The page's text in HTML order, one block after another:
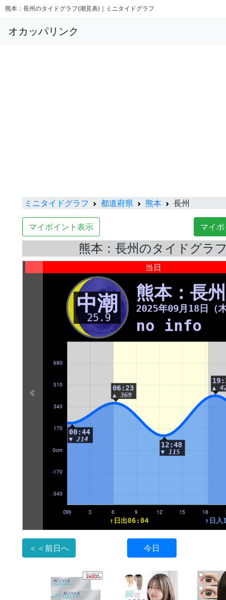
熊本：長州のタイドグラフ(潮見表)｜ミニタイドグラフ
オカッパリンク
ミニタイドグラフ 都道府県 熊本 長州
マイポイント表示 マイ
熊本：長州のタイドグラ
当日
＜＜前日へ 今日